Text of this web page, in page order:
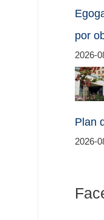
por
2026-
Plan
2026-